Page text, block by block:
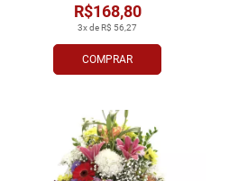
COMPRAR
3x de R$ 56,27
R$168,80